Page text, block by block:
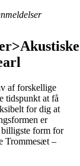
af forskellige
tidspunkt at få
for dig at
er
form for
Trommesæt –